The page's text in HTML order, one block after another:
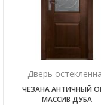
Дверь
ЧЕЗАНА АНТИЧНЫЙ
МАССИВ ДУБА